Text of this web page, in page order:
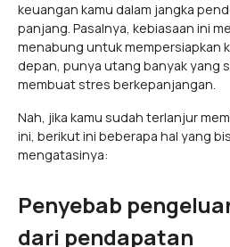
keuangan kamu dalam jangka
panjang. Pasalnya, kebiasaan ini
menabung untuk mempersiapkan
depan, punya utang banyak yang
membuat stres berkepanjangan.
Nah, jika kamu sudah terlanjur
ini, berikut ini beberapa hal yang
mengatasinya:
Penyebab
dari pendapatan